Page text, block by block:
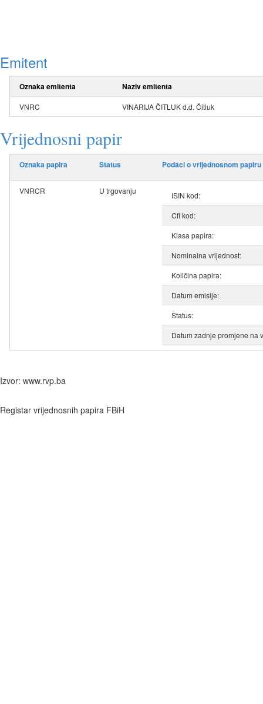
Emitent
Oznaka emitenta Naziv emitenta
VNRC VINARIJA ČITLUK d.d. Čitluk
Vrijednosni papir
Oznaka papira Status Podaci o vrijednosnom papiru
VNRCR U trgovanju
ISIN kod:
Cfi kod:
Klasa papira:
Nominalna vrijednost:
Količina papira:
Datum emisije:
Status:
Datum zadnje promjene na
Izvor: www.rvp.ba
Registar vrijednosnih papira FBiH